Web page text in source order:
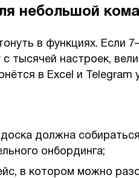
небольшой
в функциях. Если
тысячей настроек,
в Excel и Telegram
должна
онбординга;
в котором можно